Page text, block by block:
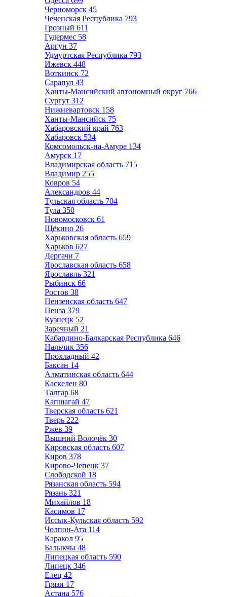
Черноморск 45
Чеченская Республика 793
Грозный 611
Гудермес 58
Аргун 37
Удмуртская Республика 793
Ижевск 448
Воткинск 72
Сарапул 43
Ханты-Мансийский автономный округ 766
Сургут 312
Нижневартовск 158
Ханты-Мансийск 75
Хабаровский край 763
Хабаровск 534
Комсомольск-на-Амуре 134
Амурск 17
Владимирская область 715
Владимир 255
Ковров 54
Александров 44
Тульская область 704
Тула 350
Новомосковск 61
Щёкино 26
Харьковская область 659
Харьков 627
Дергачи 7
Ярославская область 658
Ярославль 321
Рыбинск 66
Ростов 38
Пензенская область 647
Пенза 379
Кузнецк 52
Заречный 21
Кабардино-Балкарская Республика 646
Нальчик 356
Прохладный 42
Баксан 14
Алматинская область 644
Каскелен 80
Талгар 68
Капшагай 47
Тверская область 621
Тверь 222
Ржев 39
Вышний Волочёк 30
Кировская область 607
Киров 378
Кирово-Чепецк 37
Слободской 18
Рязанская область 594
Рязань 321
Михайлов 18
Касимов 17
Иссык-Кульская область 592
Чолпон-Ата 114
Каракол 95
Балыкчы 48
Липецкая область 590
Липецк 346
Елец 42
Грязи 17
Астана 576